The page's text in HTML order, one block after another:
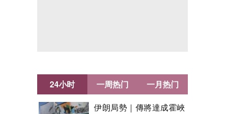
24小时
伊朗局勢｜傳將達成霍峽
一周热门 一月热门